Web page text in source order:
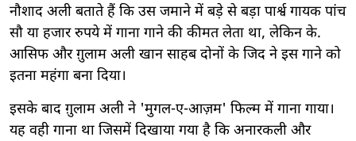
नौशाद अली बताते हैं कि उस जमाने में बड़े से बड़ा पार्श्व गायक पांच
सौ या हजार रुपये में गाना गाने की कीमत लेता था, लेकिन के.
आसिफ और ग़ुलाम अली खान साहब दोनों के जिद ने इस गाने को
इतना महंगा बना दिया।
इसके बाद ग़ुलाम अली ने 'मुगल-ए-आज़म' फिल्म में गाना गाया।
यह वही गाना था जिसमें दिखाया गया है कि अनारकली और